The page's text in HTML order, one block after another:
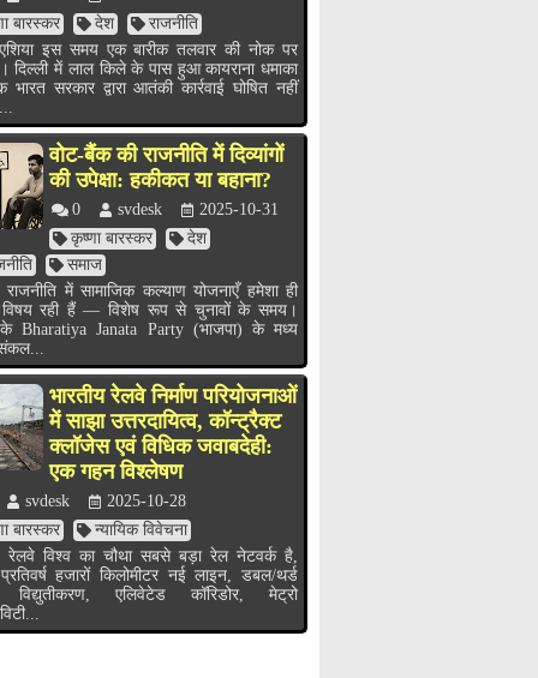
बारस्कर
देश
राजनीति
एशिया इस समय एक बारीक तलवार की नोक पर
दिल्ली में लाल किले के पास हुआ कायराना धमाका
सरकार द्वारा आतंकी कार्रवाई घोषित नहीं
वोट-बैंक की राजनीति में दिव्यांगों
की उपेक्षा: हकीकत या बहाना?
0 svdesk
2025-10-31
कृष्णा बारस्कर
देश
समाज
राजनीति में सामाजिक कल्याण योजनाएँ हमेशा ही
रही हैं — विशेष रूप से चुनावों के समय।
Bharatiya Janata Party (भाजपा) के मध्य
भारतीय रेलवे निर्माण परियोजनाओं
में साझा उत्तरदायित्व, कॉन्ट्रैक्ट
क्लॉजेस एवं विधिक जवाबदेही:
एक गहन विश्लेषण
svdesk
2025-10-28
बारस्कर
न्यायिक विवेचना
रेलवे विश्व का चौथा सबसे बड़ा रेल नेटवर्क है,
हजारों किलोमीटर नई लाइन, डबल/थर्ड
विद्युतीकरण, एलिवेटेड कॉरिडोर, मेट्रो